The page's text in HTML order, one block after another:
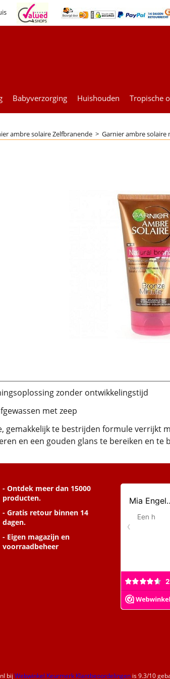
Babyverzorging Huishouden Tropische
ambre solaire Zelfbranende > Garnier ambre
zonder ontwikkelingstijd
met zeep
gemakkelijk te bestrijden formule verrijkt
en een gouden glans te bereiken en te
- Ontdek meer dan 15000
producten.
- Gratis retour binnen 14
dagen.
- Eigen magazijn en
voorraadbeheer
bij Webwinkel Keurmerk Klantbeoordelingen is9.3/10